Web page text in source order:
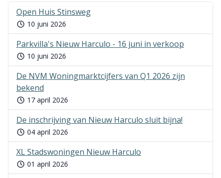
Open Huis Stinsweg
10 juni 2026
Parkvilla's Nieuw Harculo - 16 juni in verkoop
10 juni 2026
De NVM Woningmarktcijfers van Q1 2026 zijn
bekend
17 april 2026
De inschrijving van Nieuw Harculo sluit bijna!
04 april 2026
XL Stadswoningen Nieuw Harculo
01 april 2026